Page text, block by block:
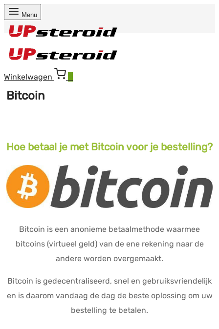
Menu
Winkelwagen
Bitcoin
Hoe betaal je met Bitcoin voor je bestelling?
Bitcoin is een anonieme betaalmethode waarmee
bitcoins (virtueel geld) van de ene rekening naar de
andere worden overgemaakt.
Bitcoin is gedecentraliseerd, snel en gebruiksvriendelijk
en is daarom vandaag de dag de beste oplossing om uw
bestelling te betalen.